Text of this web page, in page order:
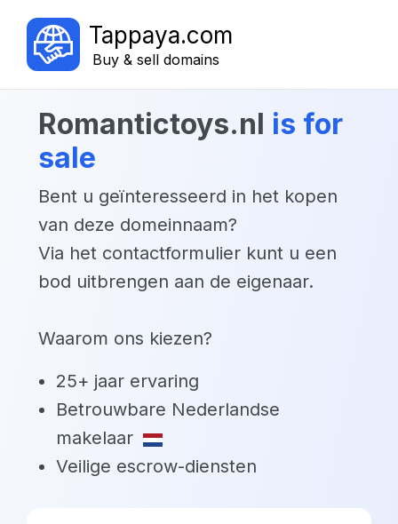
Tappaya.com
Buy & sell domains
romantictoys.nl is for
sale
Bent u geïnteresseerd in het kopen
van deze domeinnaam?
Via het contactformulier kunt u een
bod uitbrengen aan de eigenaar.
Waarom ons kiezen?
25+ jaar ervaring
Betrouwbare Nederlandse
makelaar
Veilige escrow-diensten